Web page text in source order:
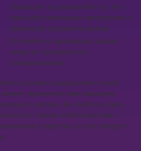
Находите и развивайте то, что
вам действительно интересно и
приносит удовлетворение
Не бойтесь пробовать новые
вещи и стремиться к
саморазвитию
и полное выражение своей
принести вам большую
в жизни. Не бойтесь быть
к своим особенностям с
существо, и это следует